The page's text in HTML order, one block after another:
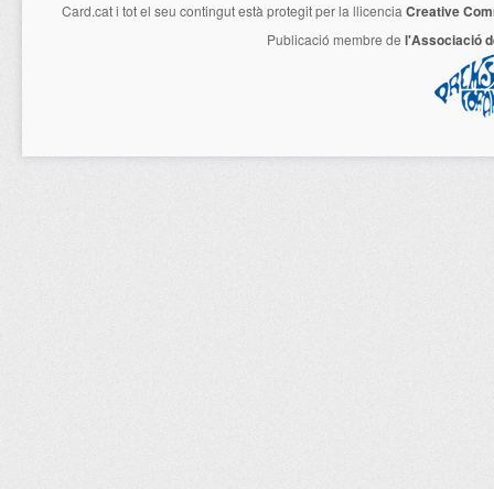
Card.cati tot el seu contingut està protegit per la llicenciaCreative
Publicació membre de l'Associació